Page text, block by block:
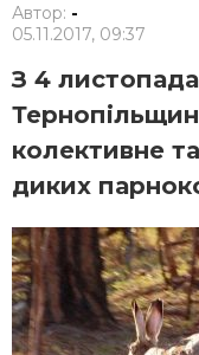
Автор: -
05.11.2017, 09:37
З 4
колективне
диких